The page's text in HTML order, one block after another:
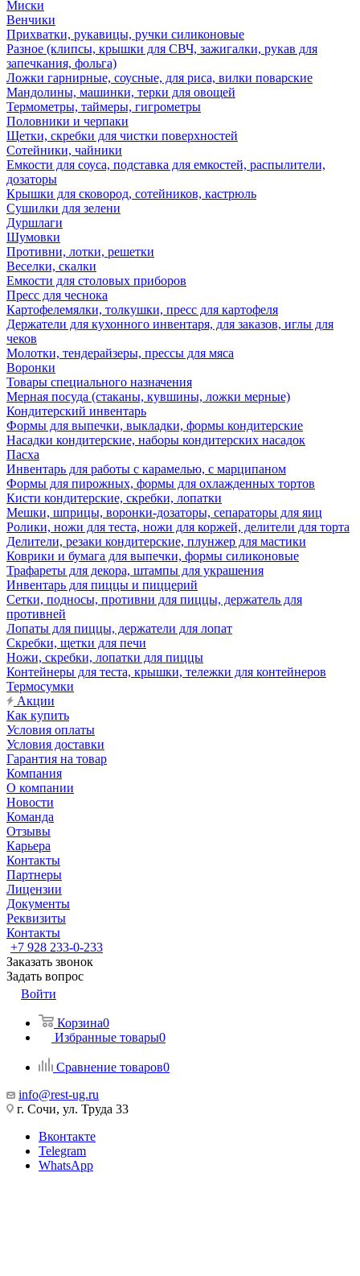
Миски
Венчики
Прихватки, рукавицы, ручки силиконовые
Разное (клипсы, крышки для СВЧ, зажигалки, рукав для
запечкания, фольга)
Ложки гарнирные, соусные, для риса, вилки поварские
Мандолины, машинки, терки для овощей
Термометры, таймеры, гигрометры
Половники и черпаки
Щетки, скребки для чистки поверхностей
Сотейники, чайники
Емкости для соуса, подставка для емкостей, распылители,
дозаторы
Крышки для сковород, сотейников, кастрюль
Сушилки для зелени
Дуршлаги
Шумовки
Противни, лотки, решетки
Веселки, скалки
Емкости для столовых приборов
Пресс для чеснока
Картофелемялки, толкушки, пресс для картофеля
Держатели для кухонного инвентаря, для заказов, иглы для
чеков
Молотки, тендерайзеры, прессы для мяса
Воронки
Товары специального назначения
Мерная посуда (стаканы, кувшины, ложки мерные)
Кондитерский инвентарь
Формы для выпечки, выкладки, формы кондитерские
Насадки кондитерские, наборы кондитерских насадок
Пасха
Инвентарь для работы с карамелью, с марципаном
Формы для пирожных, формы для охлажденных тортов
Кисти кондитерские, скребки, лопатки
Мешки, шприцы, воронки-дозаторы, сепараторы для яиц
Ролики, ножи для теста, ножи для коржей, делители для торта
Делители, резаки кондитерские, плунжер для мастики
Коврики и бумага для выпечки, формы силиконовые
Трафареты для декора, штампы для украшения
Инвентарь для пиццы и пиццерий
Сетки, подносы, противни для пиццы, держатель для
противней
Лопаты для пиццы, держатели для лопат
Скребки, щетки для печи
Ножи, скребки, лопатки для пиццы
Контейнеры для теста, крышки, тележки для контейнеров
Термосумки
Акции
Как купить
Условия оплаты
Условия доставки
Гарантия на товар
Компания
О компании
Новости
Команда
Отзывы
Карьера
Контакты
Партнеры
Лицензии
Документы
Реквизиты
Контакты
+7 928 233-0-233
Заказать звонок
Задать вопрос
Войти
Корзина0
Избранные товары0
Сравнение товаров0
info@rest-ug.ru
г. Сочи, ул. Труда 33
Вконтакте
Telegram
WhatsApp